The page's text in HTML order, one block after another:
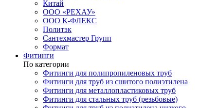
Китай
ООО «РЕХАУ»
ООО К-ФЛЕКС
Политэк
Сантехмастер Групп
Формат
Фитинги
По категории
Фитинги для полипропиленовых труб
Фитинги для труб из сшитого полиэтилена
Фитинги для металлопластиковых труб
Фитинги для стальных труб (резьбовые)